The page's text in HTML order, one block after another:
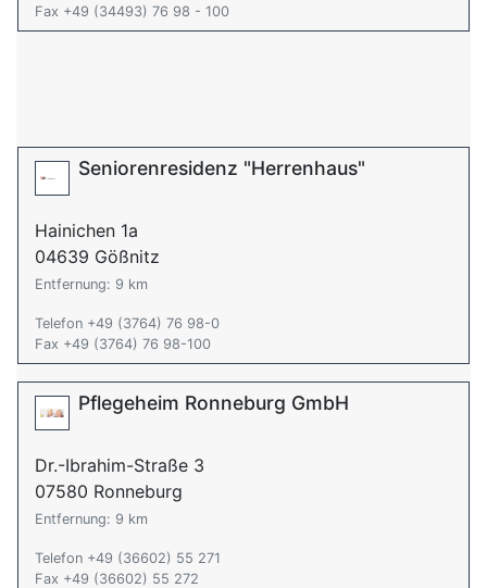
Fax +49 (34493) 76 98 - 100
Seniorenresidenz "Herrenhaus"
Hainichen 1a
04639 Gößnitz
Entfernung: 9 km
Telefon +49 (3764) 76 98-0
Fax +49 (3764) 76 98-100
Pflegeheim Ronneburg GmbH
Dr.-Ibrahim-Straße 3
07580 Ronneburg
Entfernung: 9 km
Telefon +49 (36602) 55 271
Fax +49 (36602) 55 272